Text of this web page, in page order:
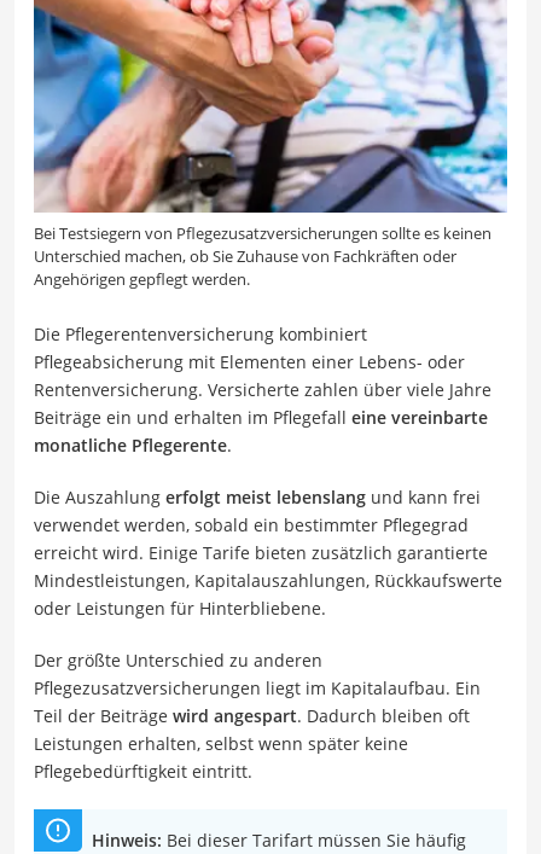
Bei Testsiegern von Pflegezusatzversicherungen sollte es keinen
Unterschied machen, ob Sie Zuhause von Fachkräften oder
Angehörigen gepflegt werden.
Die Pflegerentenversicherung kombiniert
Pflegeabsicherung mit Elementen einer Lebens- oder
Rentenversicherung. Versicherte zahlen über viele Jahre
Beiträge ein und erhalten im Pflegefall eine vereinbarte
monatliche Pflegerente.
Die Auszahlung erfolgt meist lebenslang und kann frei
verwendet werden, sobald ein bestimmter Pflegegrad
erreicht wird. Einige Tarife bieten zusätzlich garantierte
Mindestleistungen, Kapitalauszahlungen, Rückkaufswerte
oder Leistungen für Hinterbliebene.
Der größte Unterschied zu anderen
Pflegezusatzversicherungen liegt im Kapitalaufbau. Ein
Teil der Beiträge wird angespart. Dadurch bleiben oft
Leistungen erhalten, selbst wenn später keine
Pflegebedürftigkeit eintritt.
Hinweis: Bei dieser Tarifart müssen Sie häufig